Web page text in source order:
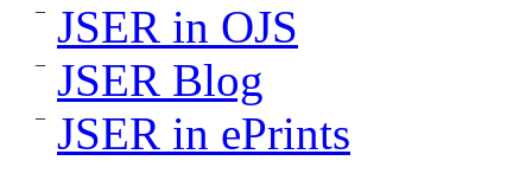
JSER in OJS
JSER Blog
JSER in ePrints